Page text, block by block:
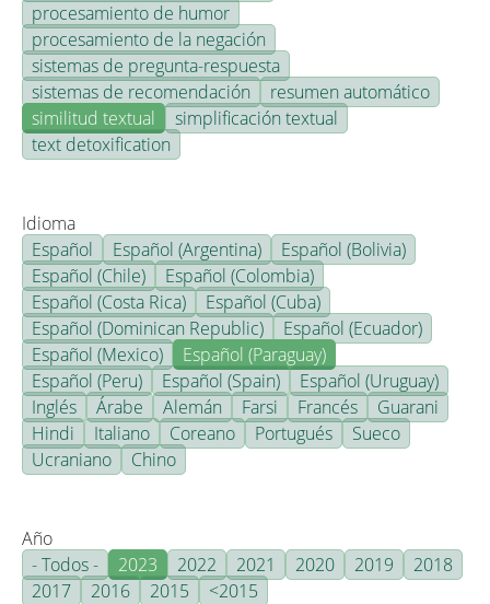
procesamiento de humor
procesamiento de la negación
sistemas de pregunta-respuesta
sistemas de recomendación
resumen automático
similitud textual
simplificación textual
text detoxification
Idioma
Español
Español (Argentina)
Español (Bolivia)
Español (Chile)
Español (Colombia)
Español (Costa Rica)
Español (Cuba)
Español (Dominican Republic)
Español (Ecuador)
Español (Mexico)
Español (Paraguay)
Español (Peru)
Español (Spain)
Español (Uruguay)
Inglés
Árabe Alemán Farsi Francés
Guarani
Hindi
Italiano Coreano Portugués
Sueco
Ucraniano
Chino
Año
- Todos -
2023 2022 2021 2020 2019
2018
2017
2016 2015 <2015